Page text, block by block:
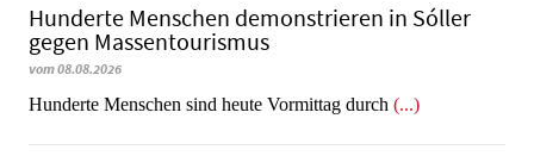
Hunderte Menschen demonstrieren in Sóller
gegen Massentourismus
vom 08.08.2026
Hunderte Menschen sind heute Vormittag durch (...)